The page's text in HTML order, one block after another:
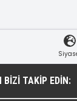
BIZI TAKIP EDIN: